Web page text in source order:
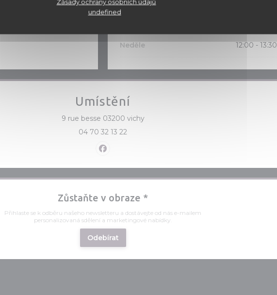
undefined
Neděle 12:00 - 13:30
Umístění
9 rue besse 03200 vichy((otevře se v novém okně))
04 70 32 13 22
Facebook ((otevře se v novém okně))
Zůstaňte v obraze *
Přihlaste se k odběru našeho newsletteru a dostávejte od nás e-mailem
personalizovaná sdělení a marketingové nabídky.
Odebírat